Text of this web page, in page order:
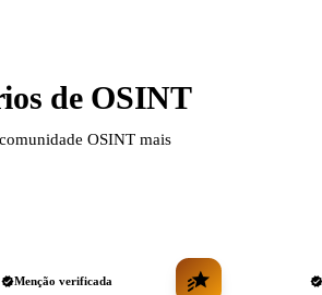
de OSINT
OSINT mais
Menção verificada